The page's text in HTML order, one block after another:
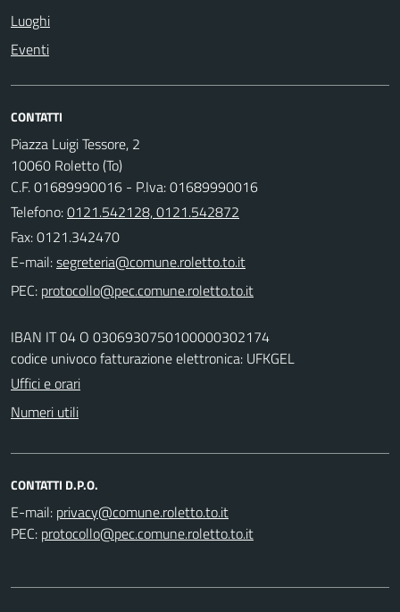
Luoghi
Eventi
CONTATTI
Piazza Luigi Tessore, 2
10060 Roletto (To)
C.F. 01689990016 - P.Iva: 01689990016
Telefono:0121.542128, 0121.542872
Fax: 0121.342470
E-mail:
PEC:
IBAN IT 04 O 0306930750100000302174
codice univoco fatturazione elettronica: UFKGEL
Uffici e orari
Numeri utili
CONTATTI D.P.O.
E-mail:
PEC: